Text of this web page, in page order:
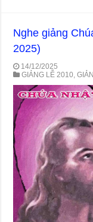
Nghe giảng
2025)
14/12/2025
GIẢNG LỄ 2010 ,